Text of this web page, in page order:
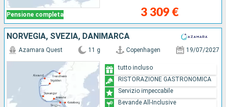
Pensione completa 3 309 €
NORVEGIA, SVEZIA, DANIMARCA
Azamara Quest 11 g Copenhagen 19/07/2027
tutto incluso
RISTORAZIONE GASTRONOMICA
Servizio impeccabile
Bevande All-Inclusive